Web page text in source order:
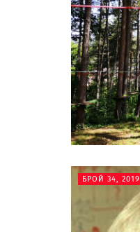
БРОЙ 34, 2019